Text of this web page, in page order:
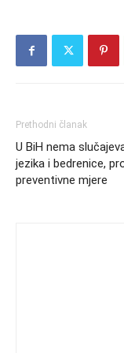
Prethodni članak
U BiH nema
jezika i bedrenice,
preventivne mjere